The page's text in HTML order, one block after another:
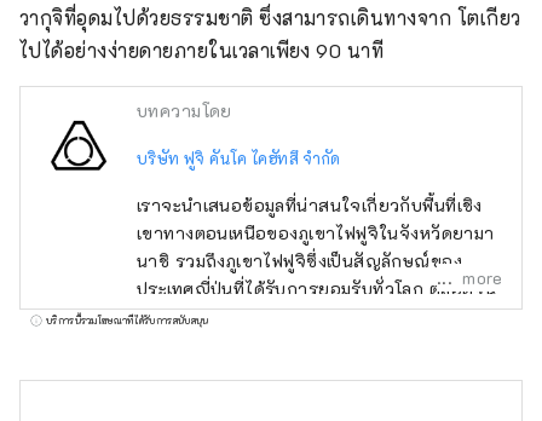
วากุจิที่อุดมไปด้วยธรรมชาติ ซึ่งสามารถเดินทางจาก โตเกียว
ไปได้อย่างง่ายดายภายในเวลาเพียง 90 นาที
บทความโดย
บริษัท ฟูจิ คันโค ไคฮัทสึ จำกัด
เราจะนำเสนอข้อมูลที่น่าสนใจเกี่ยวกับพื้นที่เชิง
เขาทางตอนเหนือของภูเขาไฟฟูจิในจังหวัดยามา
นาชิ รวมถึงภูเขาไฟฟูจิซึ่งเป็นสัญลักษณ์ของ
ประเทศญี่ปุ่นที่ได้รับการยอมรับทั่วโลก ตลอดจน
แหล่งมรดกโลกที่เกี่ยวข้องกับภูเขาไฟฟูจิ พื้นที่ฟูจิ
more
บริการนี้รวมโฆษณาที่ได้รับการสนับสนุน